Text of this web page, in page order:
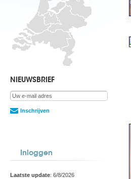
NIEUWSBRIEF
Inschrijven
Inloggen
Laatste update: 6/8/2026